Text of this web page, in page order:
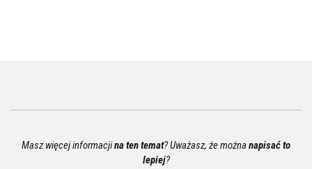
Masz więcej informacjina ten temat? Uważasz, że możnanapisać to
lepiej?